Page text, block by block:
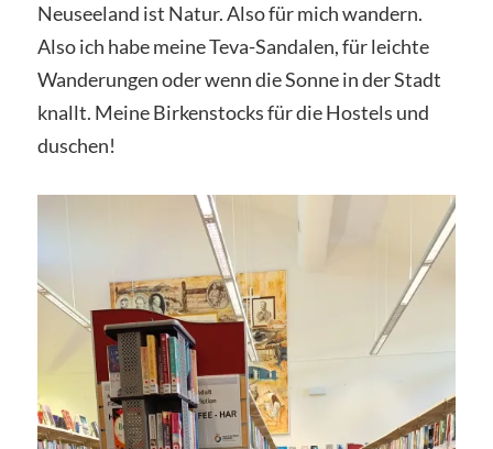
Neuseeland ist Natur. Also für mich wandern.
Also ich habe meine Teva-Sandalen, für leichte
Wanderungen oder wenn die Sonne in der Stadt
knallt. Meine Birkenstocks für die Hostels und
duschen!